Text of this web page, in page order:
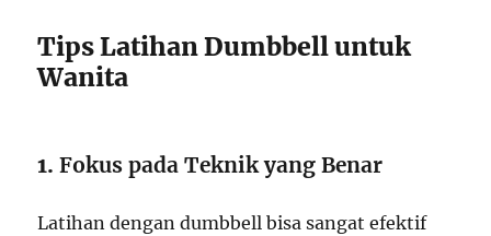
Tips Latihan Dumbbell untuk
Wanita
1.Fokus pada Teknik yang Benar
Latihan dengan dumbbell bisa sangat efektif